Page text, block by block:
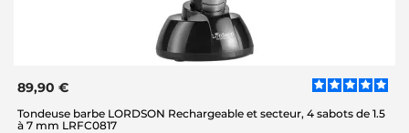
89,90 €
Tondeuse barbe LORDSON Rechargeable et secteur, 4 sabots de 1.5
à 7 mm LRFC0817